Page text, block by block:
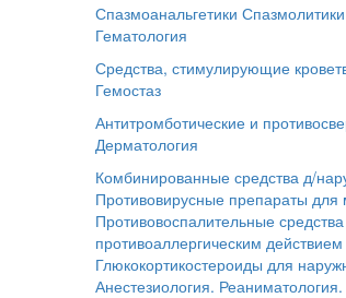
Спазмоанальгетики Спазмолитики
Гематология
Средства, стимулирующие
Гемостаз
Антитромботические и
Дерматология
Комбинированные средства д/
Противовирусные препараты для
Противовоспалительные средства
противоаллергическим действием
Глюкокортикостероиды для
Анестезиология.